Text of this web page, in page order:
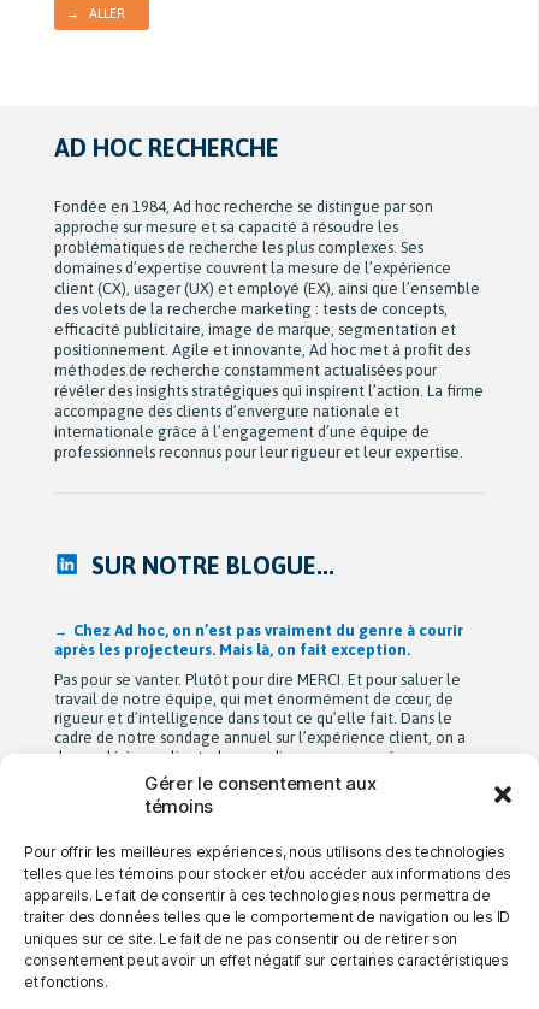
Gérer le consentement aux
témoins
Pour offrir les meilleures expériences, nous utilisons des technologies
telles que les témoins pour stocker et/ou accéder aux informations des
appareils. Le fait de consentir à ces technologies nous permettra de
traiter des données telles que le comportement de navigation ou les ID
uniques sur ce site. Le fait de ne pas consentir ou de retirer son
consentement peut avoir un effet négatif sur certaines caractéristiques
et fonctions.
→ ALLER
AD HOC RECHERCHE
Fondée en 1984, Ad hoc recherche se distingue par son
approche sur mesure et sa capacité à résoudre les
problématiques de recherche les plus complexes. Ses
domaines d’expertise couvrent la mesure de l’expérience
client (CX), usager (UX) et employé (EX), ainsi que l’ensemble
des volets de la recherche marketing : tests de concepts,
efficacité publicitaire, image de marque, segmentation et
positionnement. Agile et innovante, Ad hoc met à profit des
méthodes de recherche constamment actualisées pour
révéler des insights stratégiques qui inspirent l’action. La firme
accompagne des clients d’envergure nationale et
internationale grâce à l’engagement d’une équipe de
professionnels reconnus pour leur rigueur et leur expertise.
SUR NOTRE BLOGUE...
Après 42 ans à bâtir Ad hoc recherche avec passion,
Michel Berne et Stéphan Harris amorcent une nouvelle
étape bien méritée : la retraite.
De leurs modestes appartements d’étudiants à une entreprise
de près de 90 employés devenue une référence dans son
domaine au Québec, leur parcours est remarquable. Mais au-
delà de la croissance, ils auront surtout bâti une culture
profondément humaine fondée sur la collaboration, la
bienveillance et le plaisir de travailler ensemble. Cette
transition a été amorcée […]
→ NOUS JOINDRE → CARRIÈRES → CONFIDENTIALITÉ